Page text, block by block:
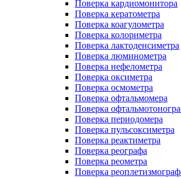
Поверка кардиомонитора
Поверка кератометра
Поверка коагулометра
Поверка колориметра
Поверка лактоденсиметра
Поверка люминометра
Поверка нефелометра
Поверка оксиметра
Поверка осмометра
Поверка офтальмомера
Поверка
Поверка периодомера
Поверка пульсоксиметра
Поверка реактиметра
Поверка реографа
Поверка реометра
Поверка